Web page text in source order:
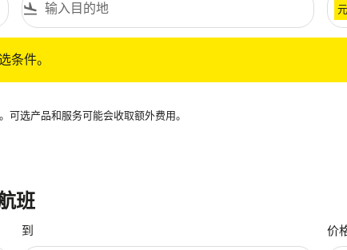
flight_land 元
条件。
选产品和服务可能会收取额外费用。
班
到 价